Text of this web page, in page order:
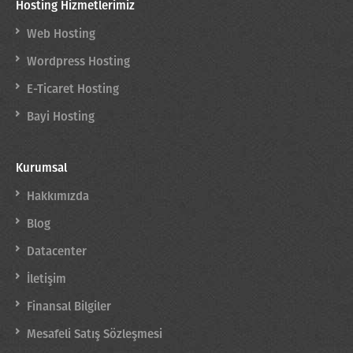
Hosting Hizmetlerimiz
Web Hosting
Wordpress Hosting
E-Ticaret Hosting
Bayi Hosting
Kurumsal
Hakkımızda
Blog
Datacenter
İletişim
Finansal Bilgiler
Mesafeli Satış Sözleşmesi